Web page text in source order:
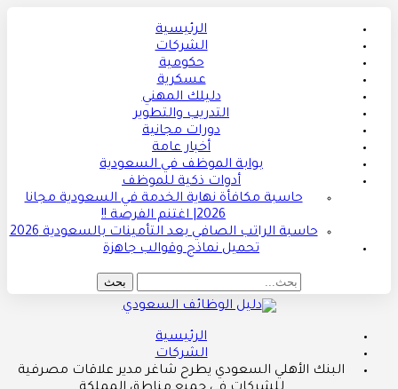
الرئيسية
الشركات
حكومية
عسكرية
دليلك المهني
التدريب والتطوير
دورات مجانية
أخبار عامة
بوابة الموظف في السعودية
أدوات ذكية للموظف
حاسبة مكافأة نهاية الخدمة في السعودية مجانا
2026| اغتنم الفرصة !!
حاسبة الراتب الصافي بعد التأمينات بالسعودية 2026
تحميل نماذج وقوالب جاهزة
الرئيسية
الشركات
البنك الأهلي السعودي يطرح شاغر مدير علاقات مصرفية